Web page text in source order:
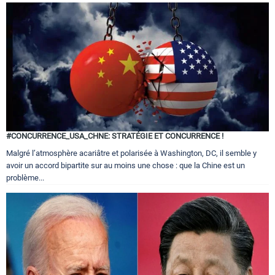
#CONCURRENCE_USA_CHNE: STRATÉGIE ET CONCURRENCE !
Malgré l’atmosphère acariâtre et polarisée à Washington, DC, il semble y
avoir un accord bipartite sur au moins une chose : que la Chine est un
problème...